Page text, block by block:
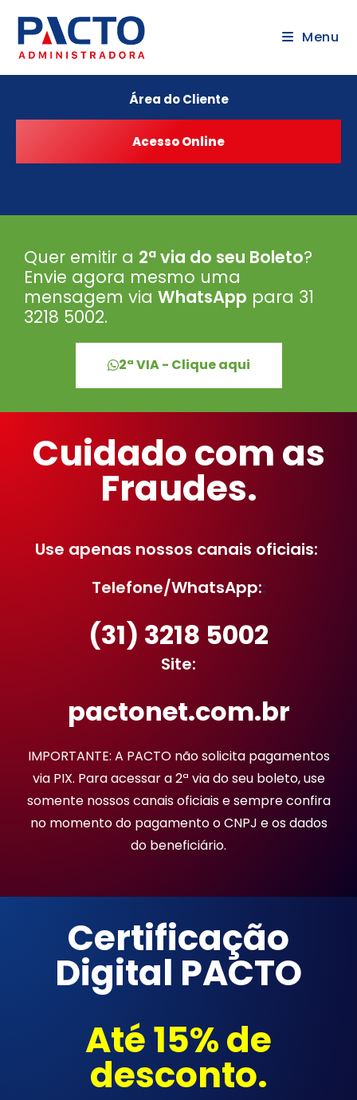
Menu
Área do Cliente
Quer emitir a 2ª via do seu Boleto?
Envie agora mesmo uma
mensagem via WhatsApp para 31
3218 5002.
2ª VIA - Clique aqui
Cuidado com as
Fraudes.
Use apenas nossos canais oficiais:
Telefone/WhatsApp::
(31) 3218 5002
Site:
pactonet.com.br
IMPORTANTE: A PACTO não solicita pagamentos
via PIX. Para acessar a 2ª via do seu boleto, use
somente nossos canais oficiais e sempre confira
no momento do pagamento o CNPJ e os dados
do beneficiário.
Certificação
Digital PACTO
Até 15% de
desconto.